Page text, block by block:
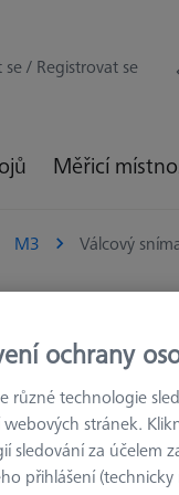
se / Registrovat se
Měřicí
M3 Válcový
zejména pro tenké
s osou
kulovitým
např.
ochrany
různé technologie
stránek.
sledování za účelem
přihlášení